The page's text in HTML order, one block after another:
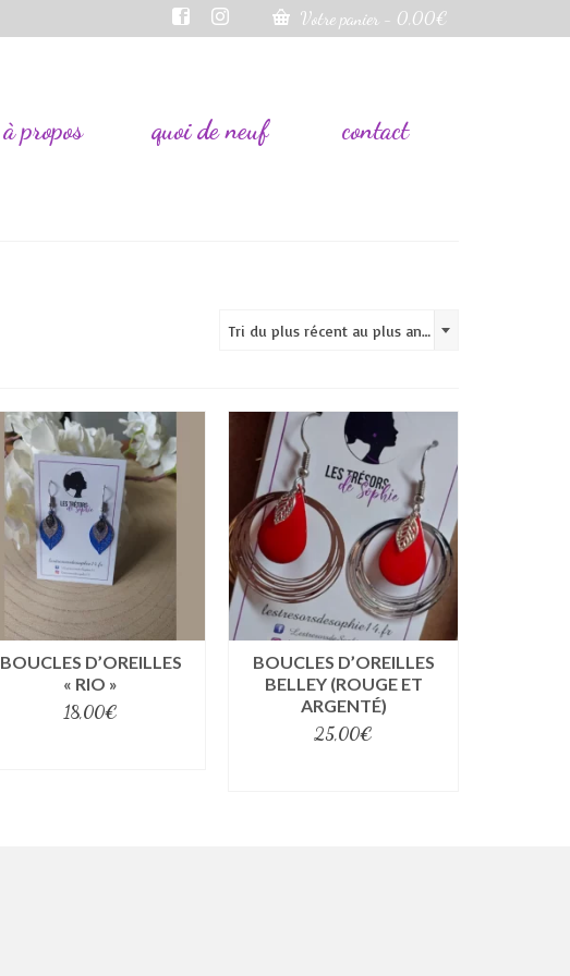
Votre panier - 0,00€
à propos quoi de neuf contact
Tri du plus récent au plus ancien
BOUCLES D’OREILLES
« RIO »
18,00€
BOUCLES D’OREILLES
BELLEY (ROUGE ET
ARGENTÉ)
25,00€